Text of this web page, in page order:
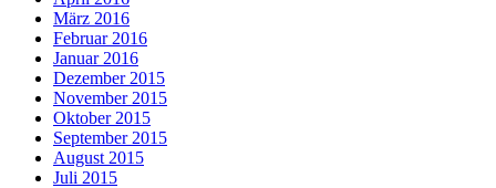
März 2016
Februar 2016
Januar 2016
Dezember 2015
November 2015
Oktober 2015
September 2015
August 2015
Juli 2015